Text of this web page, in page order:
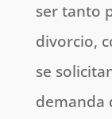
ser tanto
divorcio,
se
demanda